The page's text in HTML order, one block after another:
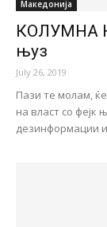
Македонија
КОЛУМНА
њуз
July 26, 2019
Пази те молам,
на власт со фејк
дезинформации